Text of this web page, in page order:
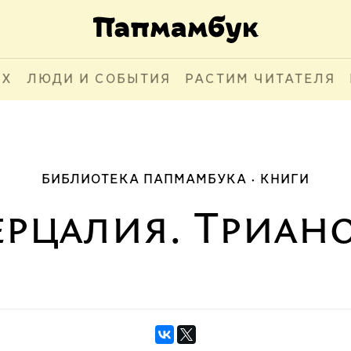
ЛЮДИ И СОБЫТИЯ РАСТИМ ЧИТАТЕЛЯ
БИБЛИОТЕКА ПАПМАМБУКА КНИГИ